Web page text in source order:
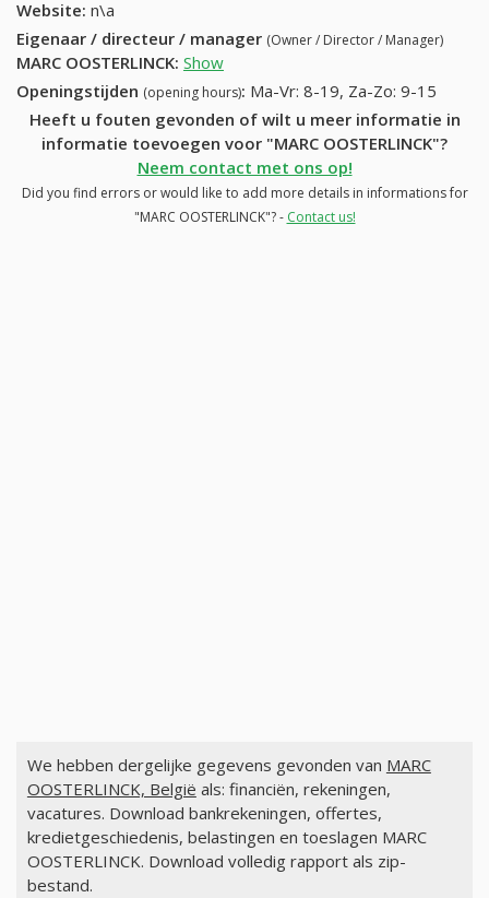
Website: n\a
Eigenaar / directeur / manager (Owner / Director / Manager)
MARC OOSTERLINCK: Show
Openingstijden (opening hours): Ma-Vr: 8-19, Za-Zo: 9-15
Heeft u fouten gevonden of wilt u meer informatie in
informatie toevoegen voor "MARC OOSTERLINCK"?
Neem contact met ons op!
Did you find errors or would like to add more details in informations for
"MARC OOSTERLINCK"? - Contact us!
We hebben dergelijke gegevens gevonden van MARC
OOSTERLINCK, België als: financiën, rekeningen,
vacatures. Download bankrekeningen, offertes,
kredietgeschiedenis, belastingen en toeslagen MARC
OOSTERLINCK. Download volledig rapport als zip-
bestand.